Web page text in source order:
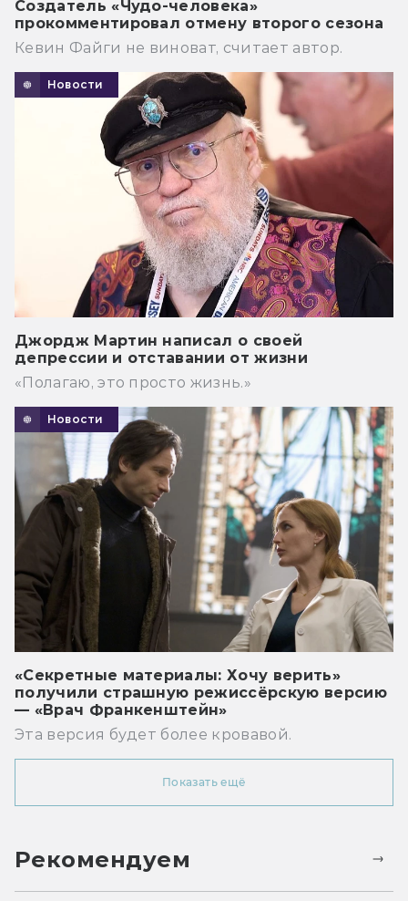
Создатель «Чудо-человека»
прокомментировал отмену второго сезона
Кевин Файги не виноват, считает автор.
Новости
Джордж Мартин написал о своей
депрессии и отставании от жизни
«Полагаю, это просто жизнь.»
Новости
«Секретные материалы: Хочу верить»
получили страшную режиссёрскую версию
— «Врач Франкенштейн»
Эта версия будет более кровавой.
Показать ещё
Рекомендуем